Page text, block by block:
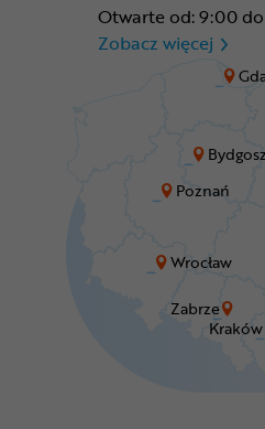
Kraków
Poznań
Wrocław
Zabrze
Otwarte od: 9:00
Zobacz więcej CR